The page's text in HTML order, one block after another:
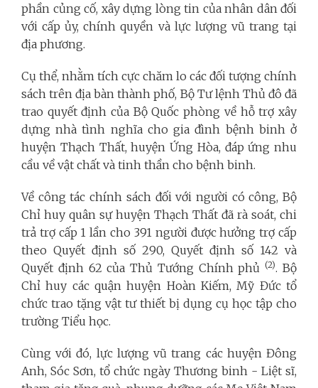
phần củng cố, xây dựng lòng tin của nhân dân đối
với cấp ủy, chính quyền và lực lượng vũ trang tại
địa phương.
Cụ thể, nhằm tích cực chăm lo các đối tượng chính
sách trên địa bàn thành phố, Bộ Tư lệnh Thủ đô đã
trao quyết định của Bộ Quốc phòng về hỗ trợ xây
dựng nhà tình nghĩa cho gia đình bệnh binh ở
huyện Thạch Thất, huyện Ứng Hòa, đáp ứng nhu
cầu về vật chất và tinh thần cho bệnh binh.
Về công tác chính sách đối với người có công, Bộ
Chỉ huy quân sự huyện Thạch Thất đã rà soát, chi
trả trợ cấp 1 lần cho 391 người được hưởng trợ cấp
theo Quyết định số 290, Quyết định số 142 và
Quyết định 62 của Thủ Tướng Chính phủ (2). Bộ
Chỉ huy các quận huyện Hoàn Kiếm, Mỹ Đức tổ
chức trao tặng vật tư thiết bị dụng cụ học tập cho
trường Tiểu học.
Cùng với đó, lực lượng vũ trang các huyện Đông
Anh, Sóc Sơn, tổ chức ngày Thương binh - Liệt sĩ,